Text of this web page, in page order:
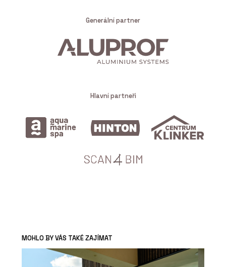
Generální partner
Hlavní partneři
MOHLO BY VÁS TAKÉ ZAJÍMAT